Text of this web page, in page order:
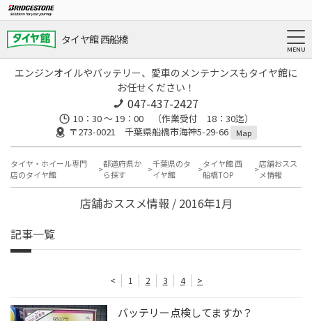
タイヤ館 西船橋
エンジンオイルやバッテリー、愛車のメンテナンスもタイヤ館に
お任せください！
047-437-2427
10：30 ～ 19：00 （作業受付 18：30迄）
〒273-0021 千葉県船橋市海神5-29-66
Map
タイヤ・ホイール専門
店のタイヤ館
都道府県か
ら探す
千葉県のタ
イヤ館
タイヤ館 西
船橋TOP
店舗おスス
メ情報
店舗おススメ情報 / 2016年1月
記事一覧
< 1 2 3 4 >
バッテリー点検してますか？